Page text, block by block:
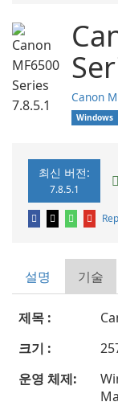
Canon
Windows
최신 버전:
7.8.5.1
설명 기술
제목 :
크기 :
운영 체제: